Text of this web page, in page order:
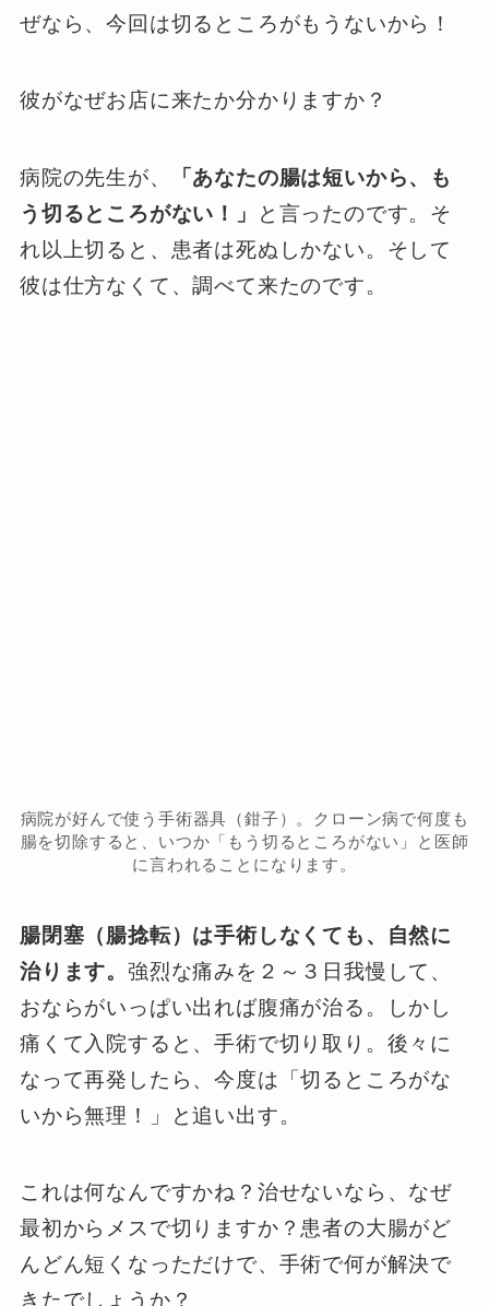
ぜなら、今回は切るところがもうないから！
彼がなぜお店に来たか分かりますか？
病院の先生が、
「あなたの腸は短いから、も
う切るところがない！」
と言ったのです。そ
れ以上切ると、患者は死ぬしかない。そして
彼は仕方なくて、調べて来たのです。
病院が好んで使う手術器具（鉗子）。クローン病で何度も
腸を切除すると、いつか「もう切るところがない」と医師
に言われることになります。
腸閉塞（腸捻転）は手術しなくても、自然に
治ります。 強烈な痛みを２～３日我慢して、
おならがいっぱい出れば腹痛が治る。しかし
痛くて入院すると、手術で切り取り。後々に
なって再発したら、今度は「切るところがな
いから無理！」と追い出す。
これは何なんですかね？治せないなら、なぜ
最初からメスで切りますか？患者の大腸がど
んどん短くなっただけで、手術で何が解決で
きたでしょうか？